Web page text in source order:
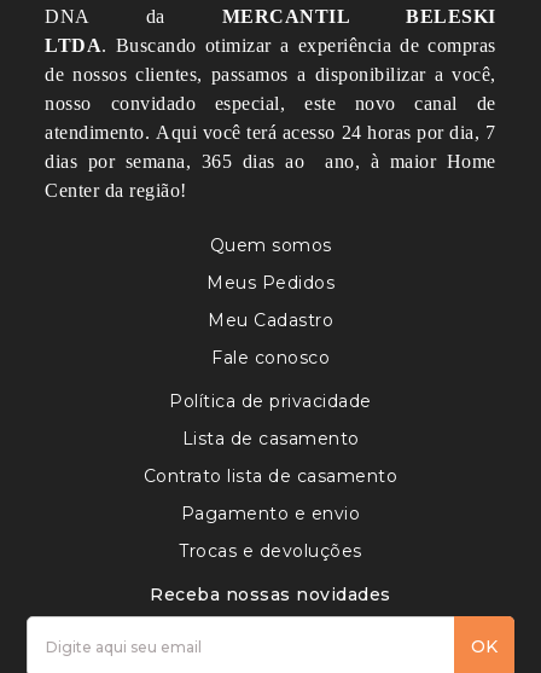
DNA da MERCANTIL BELESKI
LTDA. Buscando otimizar a experiência de compras
de nossos clientes, passamos a disponibilizar a você,
nosso convidado especial, este novo canal de
atendimento. Aqui você terá acesso 24 horas por dia, 7
dias por semana, 365 dias ao ano, à maior Home
Center da região!
Quem somos
Meus Pedidos
Meu Cadastro
Fale conosco
Política de privacidade
Lista de casamento
Contrato lista de casamento
Pagamento e envio
Trocas e devoluções
Receba nossas novidades
OK